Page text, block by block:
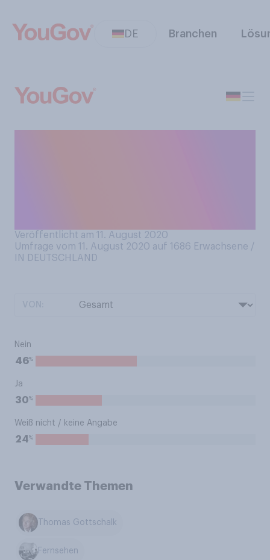
DE Branchen
Veröffentlicht am 11. August 2020
Umfrage vom 11. August 2020 auf 1686 Erwachsene /
IN DEUTSCHLAND
Nein
46%
Ja
30%
Weiß nicht / keine Angabe
24%
Verwandte Themen
Thomas Gottschalk
Fernsehen